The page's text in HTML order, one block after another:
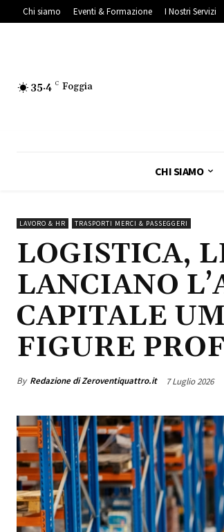
Chi siamo Eventi & Formazione I Nostri Servizi
35.4 C Foggia
CHI SIAMO
LAVORO & HR TRASPORTI MERCI & PASSEGGERI
LOGISTICA,
LANCIANO
CAPITALE
FIGURE
By Redazione di Zeroventiquattro.it 7 Luglio 2026